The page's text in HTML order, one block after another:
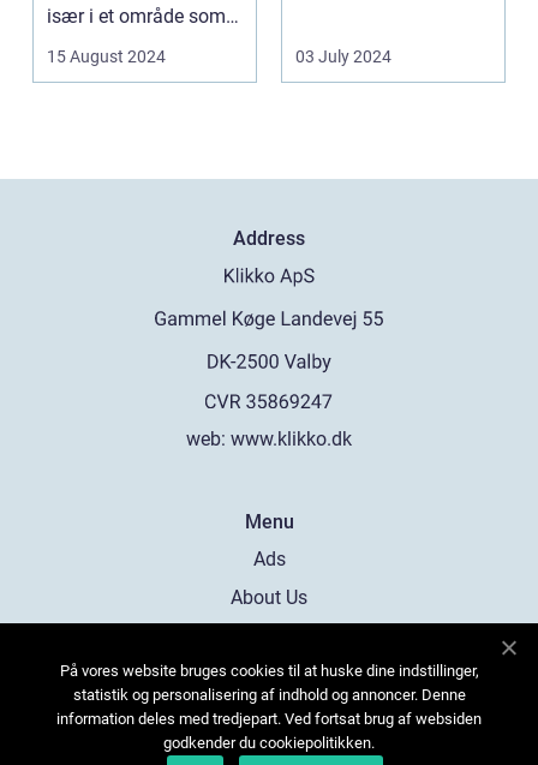
især i et område som
Frederiksberg, hv...
15 August 2024
spillea...
03 July 2024
Address
web: www.klikko.dk
Menu
Ads
About Us
Contact
Sitemap
På vores website bruges cookies til at huske dine indstillinger,
statistik og personalisering af indhold og annoncer. Denne
information deles med tredjepart. Ved fortsat brug af websiden
godkender du cookiepolitikken.